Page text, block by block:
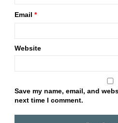
Email *
Website
Save my name, email, and
next time I comment.